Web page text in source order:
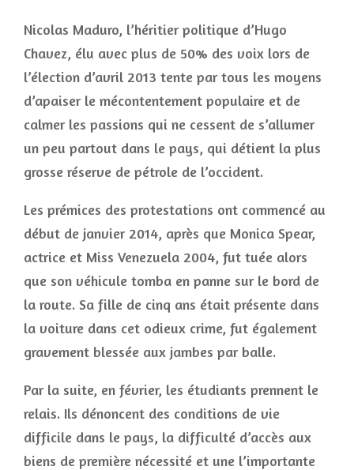
Nicolas Maduro, l’héritier politique d’Hugo
Chavez, élu avec plus de 50% des voix lors de
l’élection d’avril 2013 tente par tous les moyens
d’apaiser le mécontentement populaire et de
calmer les passions qui ne cessent de s’allumer
un peu partout dans le pays, qui détient la plus
grosse réserve de pétrole de l’occident.
Les prémices des protestations ont commencé au
début de janvier 2014, après que Monica Spear,
actrice et Miss Venezuela 2004, fut tuée alors
que son véhicule tomba en panne sur le bord de
la route. Sa fille de cinq ans était présente dans
la voiture dans cet odieux crime, fut également
gravement blessée aux jambes par balle.
Par la suite, en février, les étudiants prennent le
relais. Ils dénoncent des conditions de vie
difficile dans le pays, la difficulté d’accès aux
biens de première nécessité et une l’importante